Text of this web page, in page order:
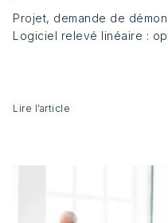
Projet, demande de
Logiciel relevé linéaire :
Lire l’article